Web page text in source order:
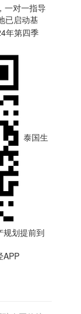
一对一指导
已启动基
年第四季
泰国生
规划提前到
APP